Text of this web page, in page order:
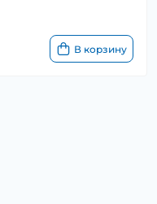
В корзину